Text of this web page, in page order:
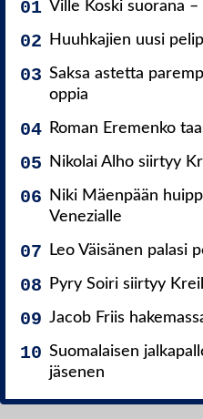
Ville Koski suorana –
Huuhkajien uusi
Saksa astetta
oppia
Roman Eremenko
Nikolai Alho siirtyy
Niki Mäenpään
Venezialle
Leo Väisänen palasi
Pyry Soiri siirtyy
Jacob Friis
Suomalaisen
jäsenen